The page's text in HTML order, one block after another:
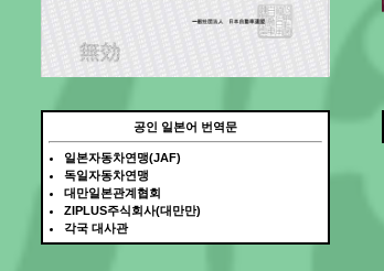
공인 일본어 번역문
일본자동차연맹(JAF)
독일자동차연맹
대만일본관계협회
ZIPLUS주식회사(대만만)
각국 대사관